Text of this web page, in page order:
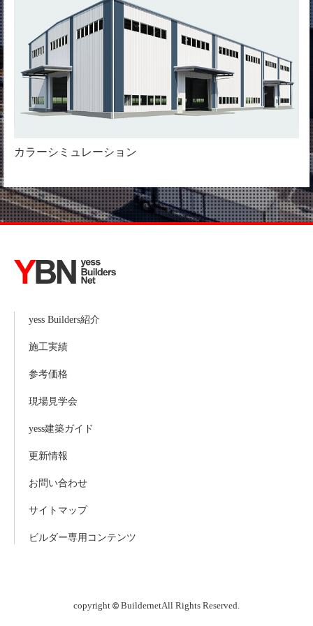
カラーシミュレーション
yess Builders紹介
施工実績
参考価格
現場見学会
yess建築ガイド
更新情報
お問い合わせ
サイトマップ
ビルダー専用コンテンツ
copyright BuildernetAll Rights Reserved.